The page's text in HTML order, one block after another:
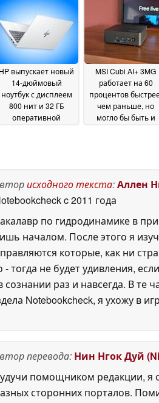
видеокартой RTX
5060 и ещё
останется
достаточно средств
на портативную
игровую консоль
June 2026
HP выпускает новый
14-дюймовый
ноутбук с дисплеем
800 нит и 32 ГБ
оперативной
MSI Cubi AI+ 3MG
работает на 60
процентов
чем раньше, но
могло бы быть и
исходного текста:Аллен
c 2011 года
по гидродинамике в
началом. После этого я
которые, как ни
тогда не будет удивления,
сознании раз и навсегда. В
Notebookcheck, я ухожу в
перевода: Нин Нгок Дуй
помощником редакции, я
сторонних порталов.